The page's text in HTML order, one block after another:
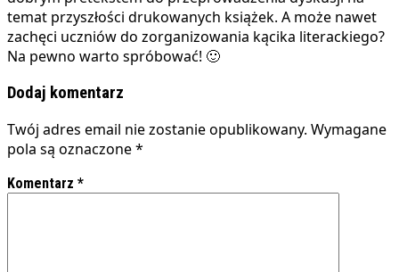
temat przyszłości drukowanych książek. A może nawet
zachęci uczniów do zorganizowania kącika literackiego?
Na pewno warto spróbować! 🙂
Dodaj komentarz
Twój adres email nie zostanie opublikowany. Wymagane
pola są oznaczone*
Komentarz *